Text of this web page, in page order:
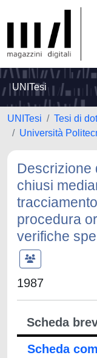
UNITesi
UNITesi
Tesi di
Università
Descrizione
chiusi
procedura
verifiche
1987
Scheda
Scheda